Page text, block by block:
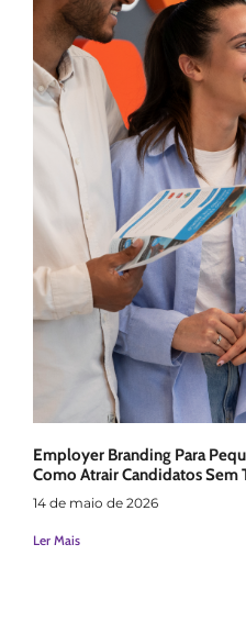
Employer Branding Para
Como Atrair Candidatos Sem
14 de maio de 2026
Ler Mais